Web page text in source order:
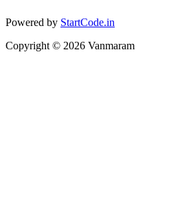
Powered by StartCode.in
Copyright © 2026 Vanmaram